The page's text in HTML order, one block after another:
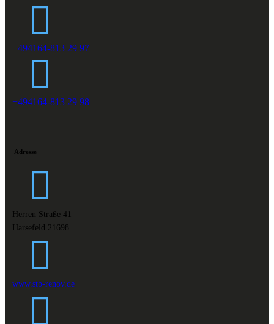
+494164-813 29 97
+494164-813 29 98
Adresse
Herren Straße 41
Harsefeld 21698
www.stb-renov.de